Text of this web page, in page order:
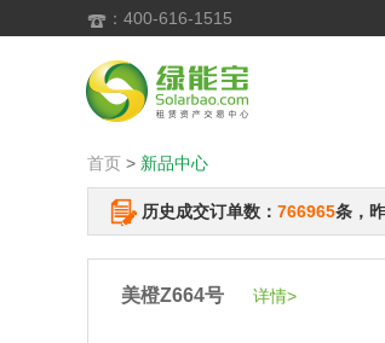
 ：400-616-1515
首页 > 新品中心
历史成交订单数： 766965条，
美橙Z664号 详情>